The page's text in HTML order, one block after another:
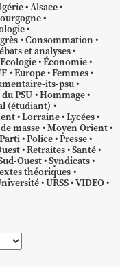
Alsace
Consommation
et analyses
Ecologie Économie
Europe Femmes
its-psu
PSU Hommage
(étudiant)
Lorraine Lycées
masse Moyen Orient
Parti Police Presse
Retraites Santé
Ouest Syndicats
théoriques
URSS VIDEO